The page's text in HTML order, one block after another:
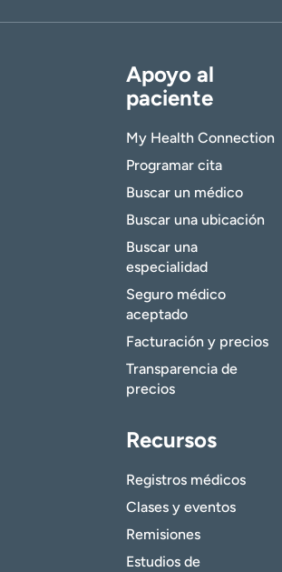
Apoyo al
paciente
My Health Connection
Programar cita
Buscar un médico
Buscar una ubicación
Buscar una
especialidad
Seguro médico
aceptado
Facturación y precios
Transparencia de
precios
Recursos
Registros médicos
Clases y eventos
Remisiones
Estudios de